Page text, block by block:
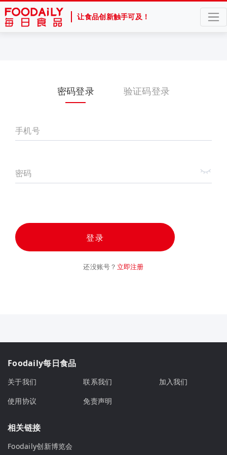
让食品创新触手可及！
密码登录 验证码登录
手机号
密码
登录
还没账号？ 立即注册
Foodaily每日食品
关于我们 联系我们
加入我们
使用协议
免责声明
相关链接
Foodaily创新博览会